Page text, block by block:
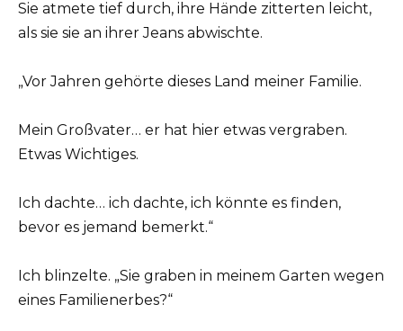
Sie atmete tief durch, ihre Hände zitterten leicht,
als sie sie an ihrer Jeans abwischte.
„Vor Jahren gehörte dieses Land meiner Familie.
Mein Großvater… er hat hier etwas vergraben.
Etwas Wichtiges.
Ich dachte… ich dachte, ich könnte es finden,
bevor es jemand bemerkt.“
Ich blinzelte. „Sie graben in meinem Garten wegen
eines Familienerbes?“